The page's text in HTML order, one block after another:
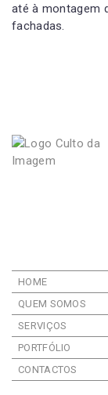
até à montagem
fachadas.
HOME
QUEM SOMOS
SERVIÇOS
PORTFÓLIO
CONTACTOS